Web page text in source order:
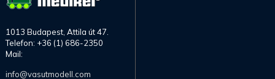
1013 Budapest, Attila út 47.
Telefon: +36 (1) 686-2350
Mail:
info@vasutmodell.com